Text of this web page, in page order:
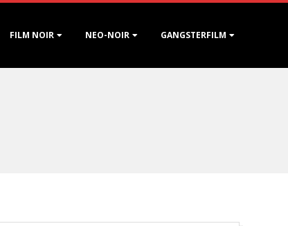
FILM NOIR NEO-NOIR GANGSTERFILM